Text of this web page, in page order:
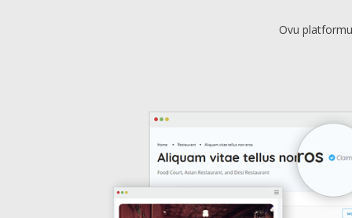
Ovu